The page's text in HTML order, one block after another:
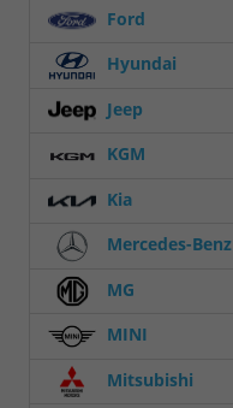
Ford
Hyundai
Jeep
KGM
Kia
Mercedes-Benz
MG
MINI
Mitsubishi